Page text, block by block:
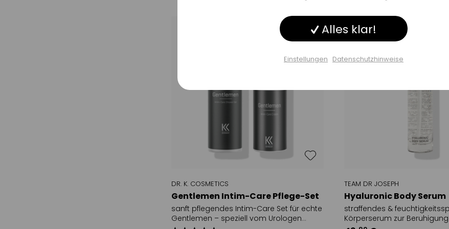
DR. K. COSMETICS
Gentlemen Intim-Care Pflege-Set
sanft pflegendes Intim-Care Set für echte
Gentlemen – speziell vom Urologen
TEAM DR JOSEPH
Hyaluronic Body Serum
straffendes &
Körperserum zur
Alles klar!
Einstellungen Datenschutzhinweise